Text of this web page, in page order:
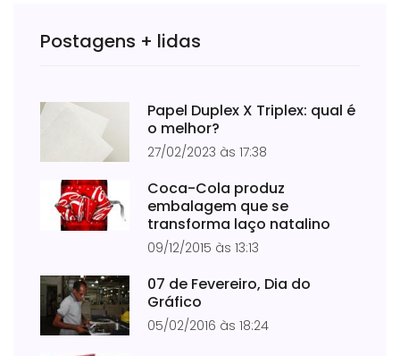
Postagens + lidas
Papel Duplex X Triplex: qual é
o melhor?
27/02/2023 às 17:38
Coca-Cola produz
embalagem que se
transforma laço natalino
09/12/2015 às 13:13
07 de Fevereiro, Dia do
Gráfico
05/02/2016 às 18:24